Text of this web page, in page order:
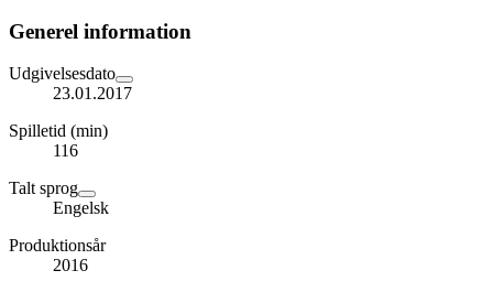
Generel information
Udgivelsesdato
23.01.2017
Spilletid (min)
116
Talt sprog
Engelsk
Produktionsår
2016